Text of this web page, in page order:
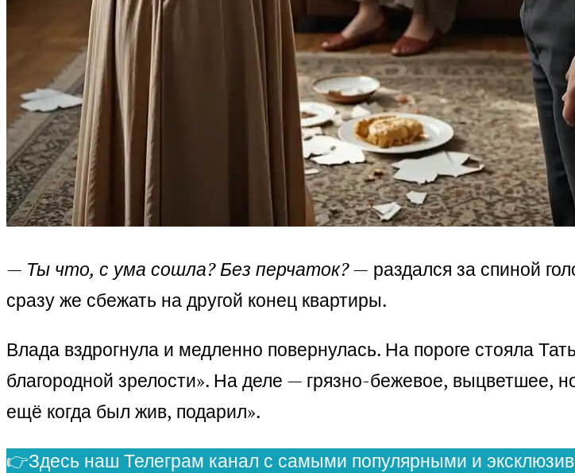
— Ты что, с ума сошла? Без перчаток? — раздался за спиной
сразу же сбежать на другой конец квартиры.
Влада вздрогнула и медленно повернулась. На пороге стояла
благородной зрелости». На деле — грязно-бежевое, выцветшее,
ещё когда был жив, подарил».
👉Здесь наш Телеграм канал с самыми популярными и